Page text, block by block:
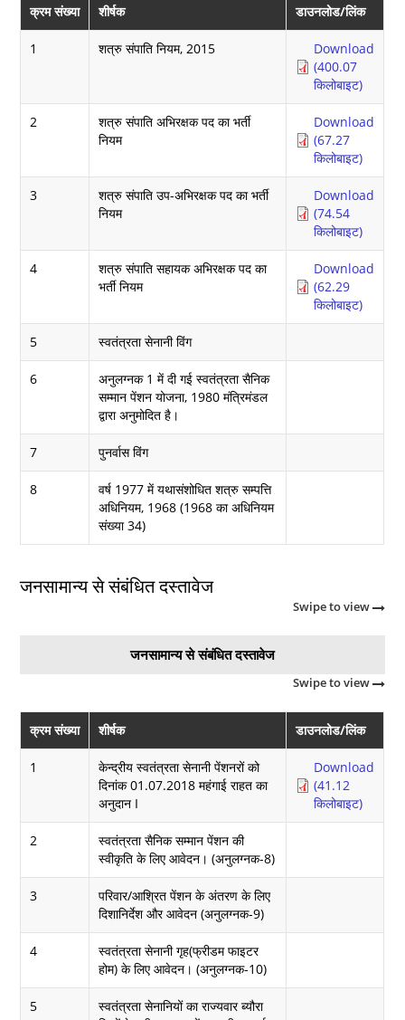
क्रम संख्या शीर्षक डाउनलोड/लिंक
1 शत्रु संपाति नियम, 2015
Download
(400.07
किलोबाइट)
2
शत्रु संपाति अभिरक्षक पद का भर्ती
नियम
Download
(67.27
किलोबाइट)
3
शत्रु संपाति उप-अभिरक्षक पद का भर्ती
नियम
Download
(74.54
किलोबाइट)
4
शत्रु संपाति सहायक अभिरक्षक पद का
भर्ती नियम
Download
(62.29
किलोबाइट)
5 स्वतंत्रता सेनानी विंग
6
अनुलग्नक 1 में दी गई स्वतंत्रता सैनिक
सम्मान पेंशन योजना, 1980 मंत्रिमंडल
द्वारा अनुमोदित है।
7 पुनर्वास विंग
8
वर्ष 1977 में यथासंशोधित शत्रु सम्पत्ति
अधिनियम, 1968 (1968 का अधिनियम
संख्या 34)
जनसामान्य से संबंधित दस्तावेज
Swipe to view
जनसामान्य से संबंधित दस्तावेज
Swipe to view
क्रम संख्या शीर्षक डाउनलोड/लिंक
1
केन्द्रीय स्वतंत्रता सेनानी पेंशनरों को
दिनांक 01.07.2018 महंगाई राहत का
अनुदान I
Download
(41.12
किलोबाइट)
2
स्वतंत्रता सैनिक सम्मान पेंशन की
स्वीकृति के लिए आवेदन। (अनुलग्नक-8)
3
परिवार/आश्रित पेंशन के अंतरण के लिए
दिशानिर्देश और आवेदन (अनुलग्नक-9)
4
स्वतंत्रता सेनानी गृह(फ्रीडम फाइटर
होम) के लिए आवेदन। (अनुलग्नक-10)
5
स्वतंत्रता सेनानियों का राज्यवार ब्यौरा